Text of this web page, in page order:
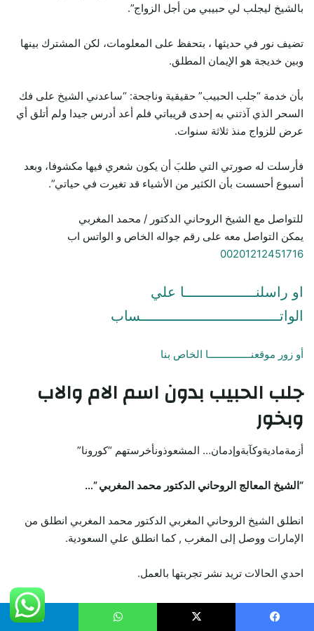
بالشيخ ليجلب لي حبيبي من أجل الزواج”.
تضيف نور في حديثها ، بتحفظ على المعلومات، لكن المشترك بينها
وبين خديجة هو الإيمان المطلق.
بأن خدمة “جلب الحبيب” حقيقية وناجحة: “ساعدني الشيخ على فك
السحر الذي آذتني به إحدى قريباتي فلم أعد أدرس جيدا ولم أتلق أي
عرض للزواج منذ ثلاثة سنوات.
فأرسلت له صورتي التي طلبَ أن يكون شعري فيها مكشوفا، وبعد
أسبوع أحسست بأن الكثير من الأشياء قد تغيرت في حياتي”.
للتواصل مع الشيخ الروحاني الدكتور / محمد المغربي
يمكن التواصل معه على رقم جواله الخاص و الواتس اب
00201212451716
او راسلنـــــــــــــــــا علي
الواتـــــــــــــــــــــــــــــــــساب
أو زور موقعنـــــــــــــــا الخاص بنا
جلب الحبيب بدون اسم الام والاب
وبخور
أزمةماديةوكآبةوإدمان… المشعوذونأخرستهم “كورونا”
“الشيخ المعالج الروحاني الدكتور محمد المغربي ”…
انطلق الشيخ الروحاني المغربي الدكتور محمد المغربي انطلق من
الإمارات ووصل إلى المغرب , كما انطلق علي السعودية.
احدي الحالات تريد نشر تجربتها بالعمل.
زيادة فرص الزواج كان هاجسا ملحا لنور، لذلك لم تنزعج من دفع